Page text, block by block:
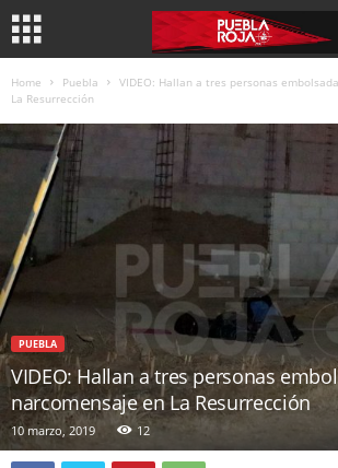
Home Puebla
VIDEO: Hallan a tres personas
La Resurrección
PUEBLA
VIDEO: Hallan a tres personas
narcomensaje en La Resurrección
10 marzo, 2019 12